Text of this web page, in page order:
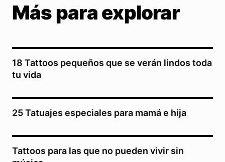
Más para explorar
18 Tattoos pequeños que se verán lindos toda
tu vida
25 Tatuajes especiales para mamá e hija
Tattoos para las que no pueden vivir sin